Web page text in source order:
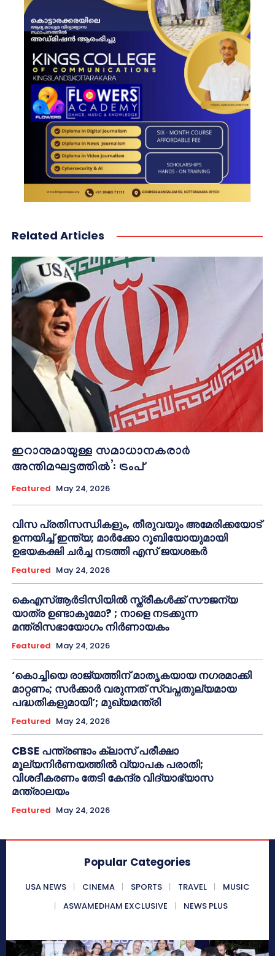
Related Articles
ഇറാനുമായുള്ള സമാധാനകരാർ
അന്തിമഘട്ടത്തിൽ‌’: ട്രംപ്
Featured May 24, 2026
വിസ പ്രതിസന്ധികളും, തീരുവയും അമേരിക്കയോട്
ഉന്നയിച്ച് ഇന്ത്യ; മാർക്കോ റൂബിയോയുമായി
ഉഭയകക്ഷി ചർച്ച നടത്തി എസ് ജയശങ്കർ
Featured May 24, 2026
കെഎസ്ആർടിസിയിൽ സ്ത്രീകൾക്ക് സൗജന്യ
യാത്ര ഉണ്ടാകുമോ? ; നാളെ നടക്കുന്ന
മന്ത്രിസഭായോഗം നിർണായകം
Featured May 24, 2026
‘കൊച്ചിയെ രാജ്യത്തിന് മാതൃകയായ നഗരമാക്കി
മാറ്റണം; സർക്കാർ വരുന്നത് സ്വപ്നതുല്യമായ
പദ്ധതികളുമായി’; മുഖ്യമന്ത്രി
Featured May 24, 2026
CBSE പന്ത്രണ്ടാം ക്ലാസ് പരീക്ഷാ
മൂല്യനിർണയത്തിൽ വ്യാപക പരാതി;
വിശദീകരണം തേടി കേന്ദ്ര വിദ്യാഭ്യാസ
മന്ത്രാലയം
Featured May 24, 2026
Popular Categories
USA NEWS CINEMA SPORTS TRAVEL
MUSIC
ASWAMEDHAM EXCLUSIVE
NEWS PLUS